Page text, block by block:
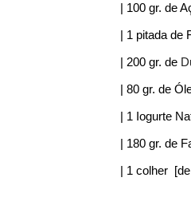
| 100 gr. de
| 1 pitada de
| 200 gr. de
| 80 gr. de
| 1 Iogurte
| 180 gr. de
| 1 colher